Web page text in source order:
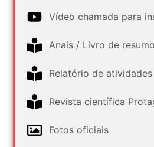
Vídeo chamada para
Anais / Livro de
Relatório de atividades
Revista científica
Fotos oficiais